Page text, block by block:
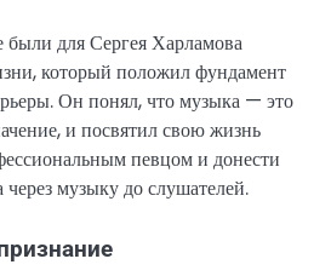
для Сергея Харламова
который положил фундамент
Он понял, что музыка — это
и посвятил свою жизнь
певцом и донести
музыку до слушателей.